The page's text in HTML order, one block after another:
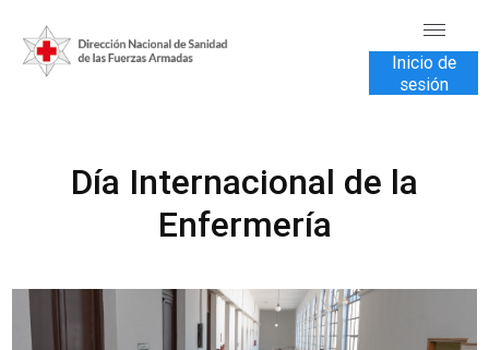
TRANSPARENCIA
VENTA DE SERVICIOS
CONTÁCTENOS
Inicio de
sesión
Día Internacional de la
Enfermería